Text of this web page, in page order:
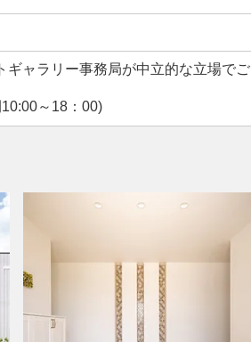
ャラリー事務局が中立的な立場でご
～18：00)